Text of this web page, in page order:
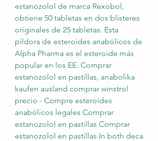
estanozolol de marca Rexobol,
obtiene 50 tabletas en dos blísteres
originales de 25 tabletas. Esta
píldora de esteroides anabólicos de
Alpha Pharma es el esteroide más
popular en los EE. Comprar
estanozolol en pastillas, anabolika
kaufen ausland comprar winstrol
precio - Compre esteroides
anabólicos legales Comprar
estanozolol en pastillas Comprar
estanozolol en pastillas In both deca